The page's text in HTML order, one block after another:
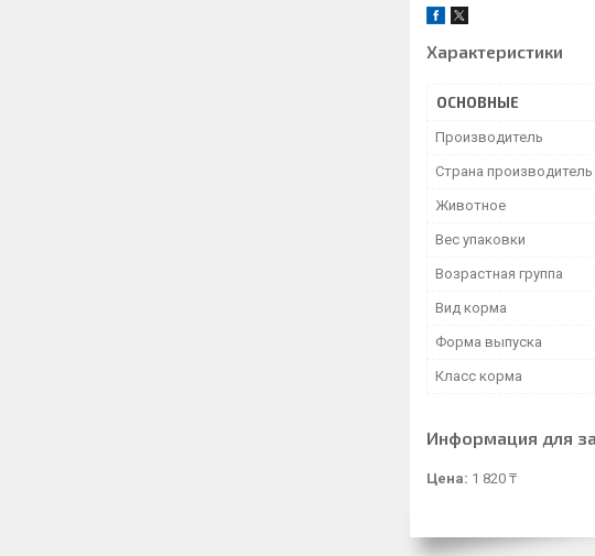
Характеристики
ОСНОВНЫЕ
Производитель
Страна производитель
Животное
Вес упаковки
Возрастная группа
Вид корма
Форма выпуска
Класс корма
Информация для
Цена: 1 820 ₸